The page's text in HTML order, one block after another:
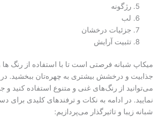
رژگونه
لب
جزئیات درخشان
تثبیت آرایش
میکاپ شبانه فرصتی است تا با استفاده از رنگ
جذابیت و درخشش بیشتری به چهره‌تان ببخشید. در
می‌توانید از رنگ‌های غنی و متنوع استفاده کنید و
نمایید. در ادامه به نکات و ترفندهای کلیدی برای
شبانه زیبا و تاثیرگذار می‌پردازیم: